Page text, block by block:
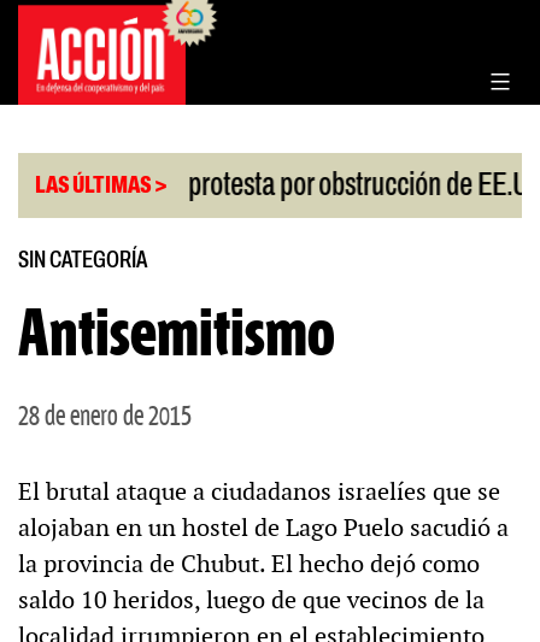
Saltar
contenido
LAS ÚLTIMAS >
| China protesta por obstrucción de EE.UU
SIN CATEGORÍA
Antisemitismo
28 de enero de 2015
El brutal ataque a ciudadanos israelíes que se
alojaban en un hostel de Lago Puelo sacudió a
la provincia de Chubut. El hecho dejó como
saldo 10 heridos, luego de que vecinos de la
localidad irrumpieron en el establecimiento